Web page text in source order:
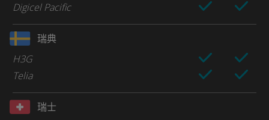
Digicel Pacific
瑞典
H3G
Telia
瑞士